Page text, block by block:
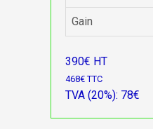
Gain
390€ HT
468€ TTC
TVA (20%): 78€